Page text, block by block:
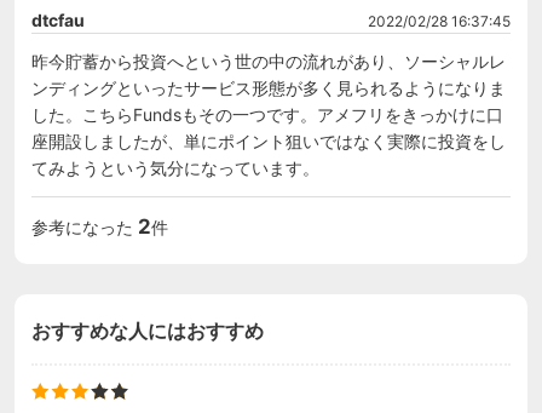
dtcfau 2022/02/28 16:37:45
昨今貯蓄から投資へという世の中の流れがあり、ソーシャルレ
ンディングといったサービス形態が多く見られるようになりま
した。こちらFundsもその一つです。アメフリをきっかけに口
座開設しましたが、単にポイント狙いではなく実際に投資をし
てみようという気分になっています。
参考になった 2件
おすすめな人にはおすすめ